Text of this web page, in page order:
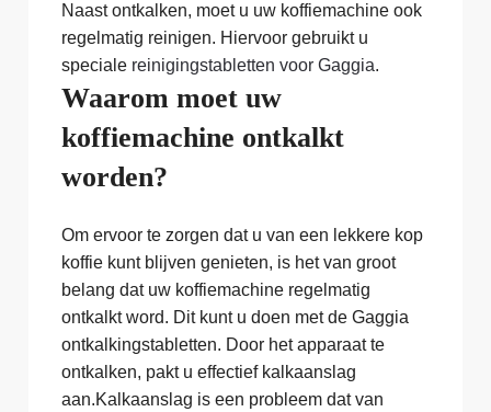
Naast ontkalken, moet u uw koffiemachine ook
regelmatig reinigen. Hiervoor gebruikt u
speciale reinigingstabletten voor Gaggia.
Waarom moet uw
koffiemachine ontkalkt
worden?
Om ervoor te zorgen dat u van een lekkere kop
koffie kunt blijven genieten, is het van groot
belang dat uw koffiemachine regelmatig
ontkalkt word. Dit kunt u doen met de Gaggia
ontkalkingstabletten. Door het apparaat te
ontkalken, pakt u effectief kalkaanslag
aan.Kalkaanslag is een probleem dat van